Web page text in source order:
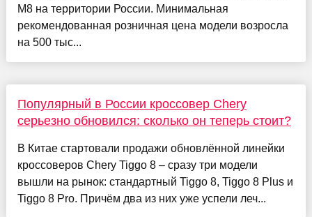
M8 на территории России. Минимальная
рекомендованная розничная цена модели возросла
на 500 тыс...
Популярный в России кроссовер Chery
серьезно обновился: сколько он теперь стоит?
В Китае стартовали продажи обновлённой линейки
кроссоверов Chery Tiggo 8 – сразу три модели
вышли на рынок: стандартный Tiggo 8, Tiggo 8 Plus и
Tiggo 8 Pro. Причём два из них уже успели леч...